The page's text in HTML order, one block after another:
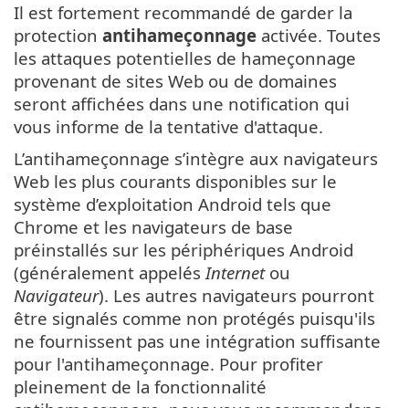
Il est fortement recommandé de garder la
protection antihameçonnage activée. Toutes
les attaques potentielles de hameçonnage
provenant de sites Web ou de domaines
seront affichées dans une notification qui
vous informe de la tentative d'attaque.
L’antihameçonnage s’intègre aux navigateurs
Web les plus courants disponibles sur le
système d’exploitation Android tels que
Chrome et les navigateurs de base
préinstallés sur les périphériques Android
(généralement appelésInternet ou
Navigateur). Les autres navigateurs pourront
être signalés comme non protégés puisqu'ils
ne fournissent pas une intégration suffisante
pour l'antihameçonnage. Pour profiter
pleinement de la fonctionnalité